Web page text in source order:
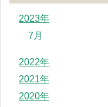
2023年
7月
2022年
2021年
2020年